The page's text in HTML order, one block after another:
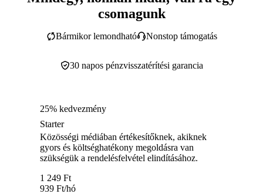
csomagunk
30 napos pénzvisszatérítési garancia
Bármikor lemondható Nonstop támogatás
25% kedvezmény
Starter
Közösségi médiában értékesítőknek, akiknek
gyors és költséghatékony megoldásra van
szükségük a rendelésfelvétel elindításához.
1 249 Ft
939 Ft/hó